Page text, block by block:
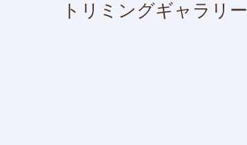
トリミングギャラリー